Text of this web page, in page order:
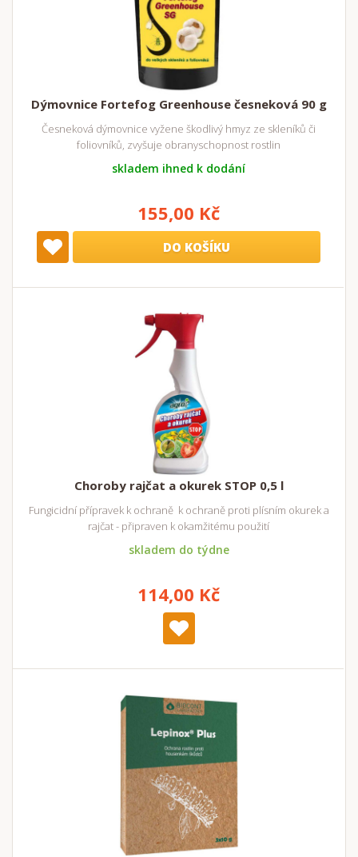
Dýmovnice Fortefog Greenhouse česneková 90 g
Česneková dýmovnice vyžene škodlivý hmyz ze skleníků či
foliovníků, zvyšuje obranyschopnost rostlin
skladem ihned k dodání
155,00 Kč
DO KOŠÍKU
Choroby rajčat a okurek STOP 0,5 l
Fungicidní přípravek k ochraně k ochraně proti plísním okurek a
rajčat - připraven k okamžitému použití
skladem do týdne
114,00 Kč